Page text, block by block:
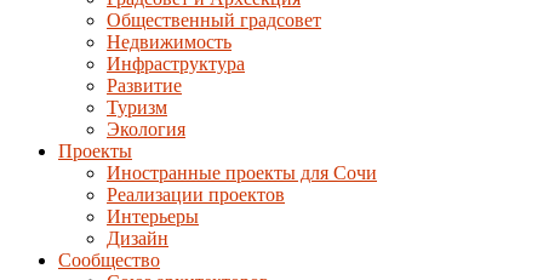
Общественный градсовет
Недвижимость
Инфраструктура
Развитие
Туризм
Экология
Проекты
Иностранные проекты для Сочи
Реализации проектов
Интерьеры
Дизайн
Сообщество